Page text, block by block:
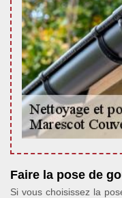
Faire la pose de
Si vous choisissez la